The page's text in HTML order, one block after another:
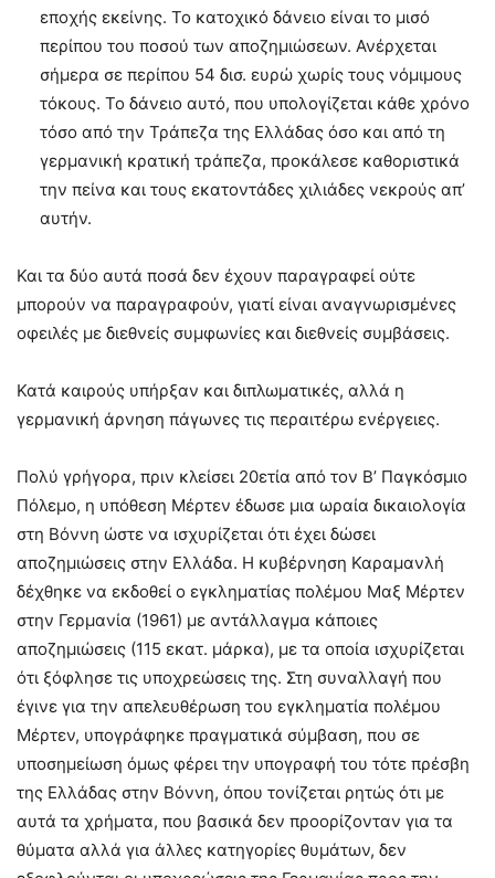
εποχής εκείνης. Το κατοχικό δάνειο είναι το μισό
περίπου του ποσού των αποζημιώσεων. Ανέρχεται
σήμερα σε περίπου 54 δισ. ευρώ χωρίς τους νόμιμους
τόκους. Το δάνειο αυτό, που υπολογίζεται κάθε χρόνο
τόσο από την Τράπεζα της Ελλάδας όσο και από τη
γερμανική κρατική τράπεζα, προκάλεσε καθοριστικά
την πείνα και τους εκατοντάδες χιλιάδες νεκρούς απ’
αυτήν.
Και τα δύο αυτά ποσά δεν έχουν παραγραφεί ούτε
μπορούν να παραγραφούν, γιατί είναι αναγνωρισμένες
οφειλές με διεθνείς συμφωνίες και διεθνείς συμβάσεις.
Κατά καιρούς υπήρξαν και διπλωματικές, αλλά η
γερμανική άρνηση πάγωνες τις περαιτέρω ενέργειες.
Πολύ γρήγορα, πριν κλείσει 20ετία από τον Β’ Παγκόσμιο
Πόλεμο, η υπόθεση Μέρτεν έδωσε μια ωραία δικαιολογία
στη Βόννη ώστε να ισχυρίζεται ότι έχει δώσει
αποζημιώσεις στην Ελλάδα. Η κυβέρνηση Καραμανλή
δέχθηκε να εκδοθεί ο εγκληματίας πολέμου Μαξ Μέρτεν
στην Γερμανία (1961) με αντάλλαγμα κάποιες
αποζημιώσεις (115 εκατ. μάρκα), με τα οποία ισχυρίζεται
ότι ξόφλησε τις υποχρεώσεις της. Στη συναλλαγή που
έγινε για την απελευθέρωση του εγκληματία πολέμου
Μέρτεν, υπογράφηκε πραγματικά σύμβαση, που σε
υποσημείωση όμως φέρει την υπογραφή του τότε πρέσβη
της Ελλάδας στην Βόννη, όπου τονίζεται ρητώς ότι με
αυτά τα χρήματα, που βασικά δεν προορίζονταν για τα
θύματα αλλά για άλλες κατηγορίες θυμάτων, δεν